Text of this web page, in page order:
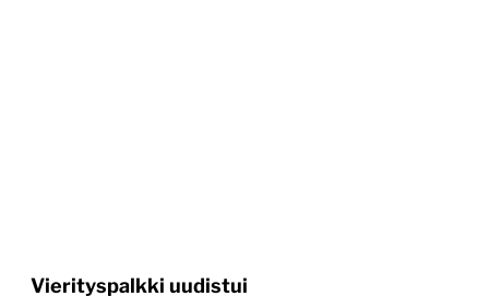
Vierityspalkki uudistui